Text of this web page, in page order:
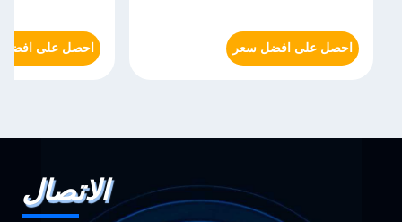
احصل على افضل سعر احصل على افضل سعر
الاتصال